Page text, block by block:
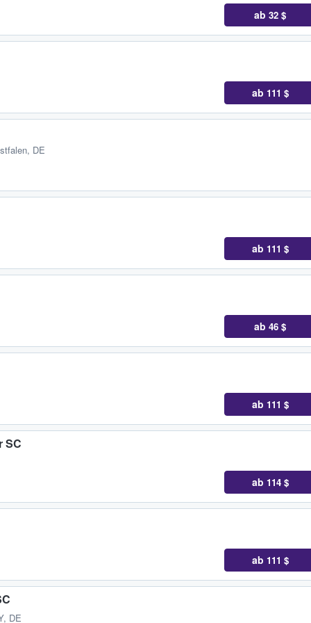
ab 32 $
ab 111 $
DE
ab 111 $
ab 46 $
ab 111 $
SC
ab 114 $
ab 111 $
DE